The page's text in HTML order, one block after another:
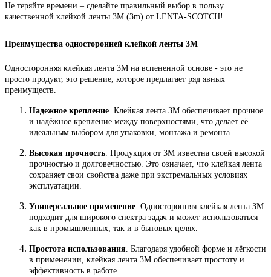
Не теряйте времени – сделайте правильный выбор в пользу
качественной клейкой ленты 3М (3m) от LENTA-SCOTCH!
Преимущества односторонней клейкой ленты 3М
Односторонняя клейкая лента 3М на вспененной основе - это не
просто продукт, это решение, которое предлагает ряд явных
преимуществ.
Надежное крепление . Клейкая лента 3М обеспечивает прочное
и надёжное крепление между поверхностями, что делает её
идеальным выбором для упаковки, монтажа и ремонта.
Высокая прочность . Продукция от 3М известна своей высокой
прочностью и долговечностью. Это означает, что клейкая лента
сохраняет свои свойства даже при экстремальных условиях
эксплуатации.
Универсальное применение . Односторонняя клейкая лента 3М
подходит для широкого спектра задач и может использоваться
как в промышленных, так и в бытовых целях.
Простота использования . Благодаря удобной форме и лёгкости
в применении, клейкая лента 3М обеспечивает простоту и
эффективность в работе.